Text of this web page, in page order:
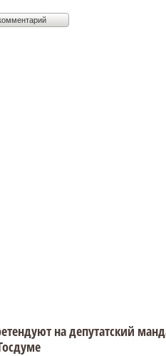
на депутатский